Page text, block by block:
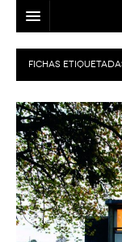
ARQUITECTO
LOCALIZACIÓN
MAPA
USO
EQUIPO
BLOG
FICHAS